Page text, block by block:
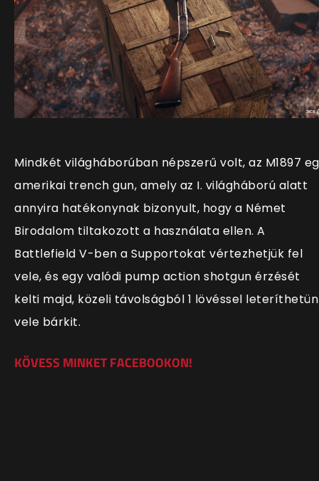
Mindkét világháborúban népszerű volt, az M1897
amerikai trench gun, amely az I. világháború alatt
annyira hatékonynak bizonyult, hogy a Német
Birodalom tiltakozott a használata ellen. A
Battlefield V-ben a Supportokat vértezhetjük fel
vele, és egy valódi pump action shotgun érzését
kelti majd, közeli távolságból 1 lövéssel
vele bárkit.
KÖVESS MINKET FACEBOOKON!